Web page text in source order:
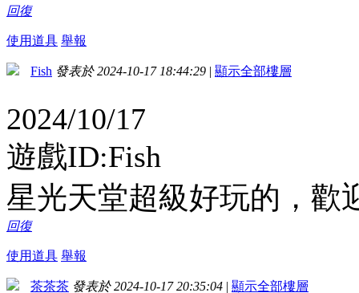
回復
使用道具 舉報
Fish 發表於 2024-10-17 18:44:29 | 顯示全部樓層
2024/10/17
遊戲ID:Fish
星光天堂超級好玩的，歡
回復
使用道具 舉報
茶茶茶 發表於 2024-10-17 20:35:04 | 顯示全部樓層